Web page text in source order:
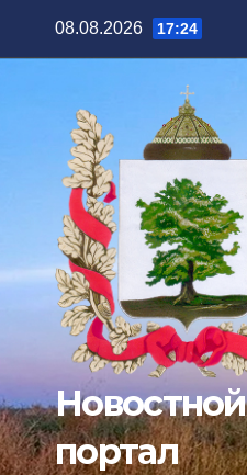
08.08.2026 17:24
Новостной
портал